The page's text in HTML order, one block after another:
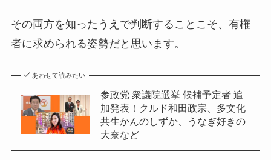
その両方を知ったうえで判断することこそ、有権
者に求められる姿勢だと思います。
あわせて読みたい
参政党 衆議院選挙 候補予定者 追
加発表！クルド和田政宗、多文化
共生かんのしずか、うなぎ好きの
大奈など